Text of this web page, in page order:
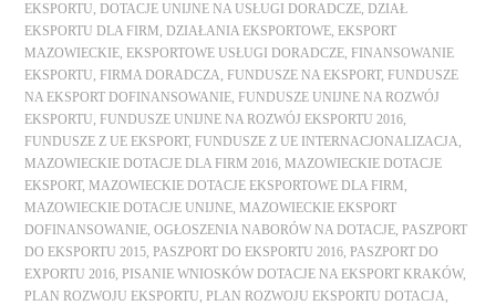
EKSPORTU
DOTACJE UNIJNE NA USŁUGI DORADCZE
DZIAŁ
EKSPORTU DLA FIRM
DZIAŁANIA EKSPORTOWE
EKSPORT
MAZOWIECKIE
EKSPORTOWE USŁUGI DORADCZE
FINANSOWANIE
EKSPORTU
FIRMA DORADCZA FUNDUSZE NA EKSPORT, FUNDUSZE
NA EKSPORT DOFINANSOWANIE
FUNDUSZE UNIJNE NA ROZWÓJ
EKSPORTU
FUNDUSZE UNIJNE NA ROZWÓJ EKSPORTU 2016
FUNDUSZE Z UE EKSPORT, FUNDUSZE Z UE INTERNACJONALIZACJA
MAZOWIECKIE DOTACJE DLA FIRM 2016
MAZOWIECKIE DOTACJE
EKSPORT, MAZOWIECKIE DOTACJE EKSPORTOWE DLA FIRM
MAZOWIECKIE DOTACJE UNIJNE
MAZOWIECKIE EKSPORT
DOFINANSOWANIE ,OGŁOSZENIA NABORÓW NA DOTACJE
PASZPORT
DO EKSPORTU 2015
PASZPORT DO EKSPORTU 2016
PASZPORT DO
EXPORTU 2016
PISANIE WNIOSKÓW DOTACJE NA EKSPORT KRAKÓW,
PLAN ROZWOJU EKSPORTU
PLAN ROZWOJU EKSPORTU DOTACJA